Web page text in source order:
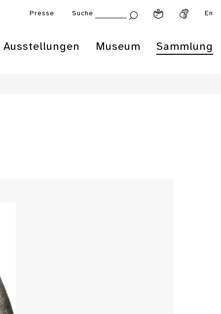
Presse Suche En
Ausstellungen Museum Sammlung